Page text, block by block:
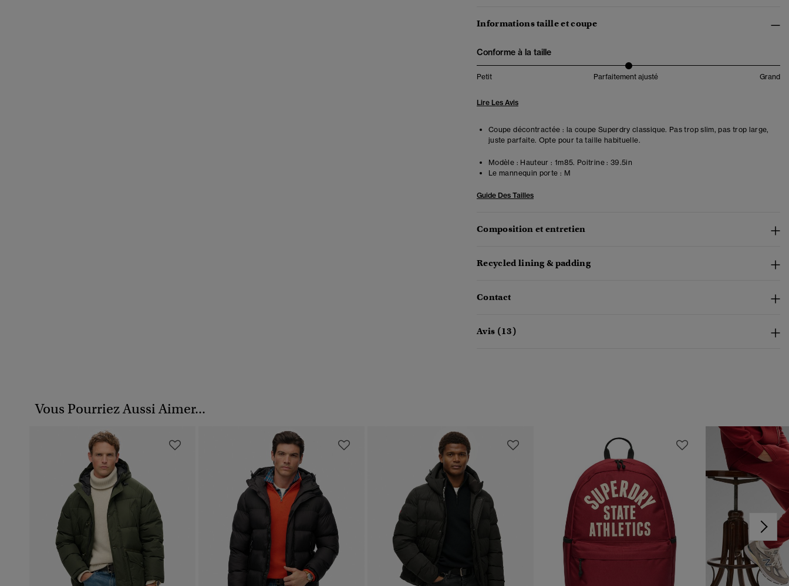
Informations taille et coupe
Conforme à la taille
Petit Parfaitement ajusté Grand
Lire Les Avis
Coupe décontractée : la coupe Superdry classique. Pas trop slim, pas trop large,
juste parfaite. Opte pour ta taille habituelle.
Modèle : Hauteur : 1m85. Poitrine : 39.5in
Le mannequin porte : M
Guide Des Tailles
Composition et entretien
Recycled lining & padding
Contact
Avis (13)
Vous Pourriez Aussi Aimer...